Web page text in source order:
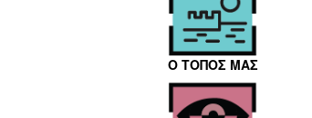
Ο ΤΟΠΟΣ ΜΑΣ